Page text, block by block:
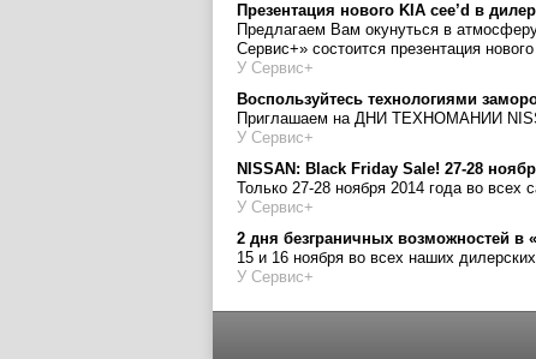
Презентация нового KIA cee’d в
Предлагаем Вам окунуться в
Сервис+» состоится презентация
У Сервис+
Воспользуйтесь технологиями
Приглашаем на ДНИ ТЕХНОМАНИИ
У Сервис+
NISSAN: Black Friday Sale! 27-28
Только 27-28 ноября 2014 года во
У Сервис+
2 дня безграничных возможностей в
15 и 16 ноября во всех наших
У Сервис+